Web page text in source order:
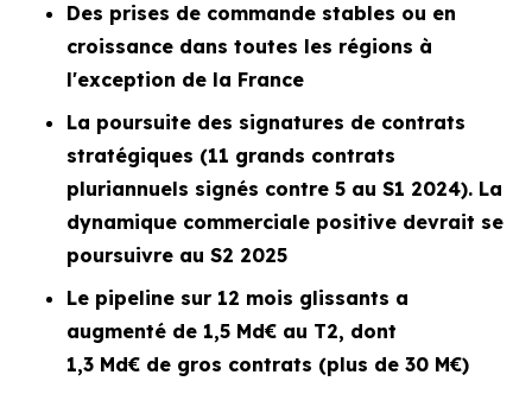
Des prises de commande stables ou en
croissance dans toutes les régions à
l'exception de la France
La poursuite des signatures de contrats
stratégiques (11 grands contrats
pluriannuels signés contre 5 au S1 2024). La
dynamique commerciale positive devrait se
poursuivre au S2 2025
Le pipeline sur 12 mois glissants a
augmenté de 1,5 Md€ au T2, dont
1,3 Md€ de gros contrats (plus de 30 M€)